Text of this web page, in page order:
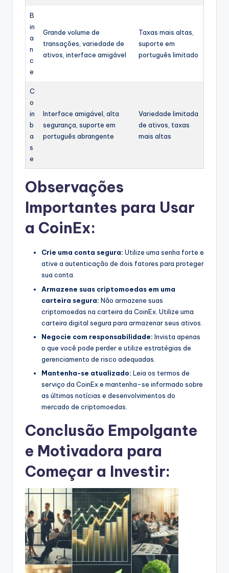
B
in
a
n
c
e
Grande volume de
transações, variedade de
ativos, interface amigável
Taxas mais altas,
suporte em
português limitado
C
o
in
b
a
s
e
Interface amigável, alta
segurança, suporte em
português abrangente
Variedade limitada
de ativos, taxas
mais altas
Observações
Importantes para Usar
a CoinEx:
Crie uma conta segura: Utilize uma senha forte e
ative a autenticação de dois fatores para proteger
sua conta.
Armazene suas criptomoedas em uma
carteira segura: Não armazene suas
criptomoedas na carteira da CoinEx. Utilize uma
carteira digital segura para armazenar seus ativos.
Negocie com responsabilidade: Invista apenas
o que você pode perder e utilize estratégias de
gerenciamento de risco adequadas.
Mantenha-se atualizado: Leia os termos de
serviço da CoinEx e mantenha-se informado sobre
as últimas notícias e desenvolvimentos do
mercado de criptomoedas.
Conclusão Empolgante
e Motivadora para
Começar a Investir: